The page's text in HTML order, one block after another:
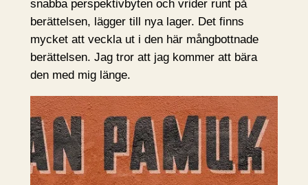
snabba perspektivbyten och vrider runt på
berättelsen, lägger till nya lager. Det finns
mycket att veckla ut i den här mångbottnade
berättelsen. Jag tror att jag kommer att bära
den med mig länge.